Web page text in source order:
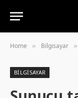
Home » Bilgisayar »
BILGISAYAR